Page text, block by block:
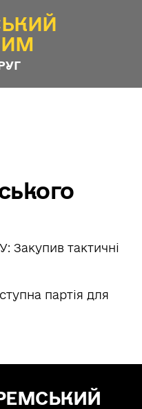
Закупив тактичні
партія для